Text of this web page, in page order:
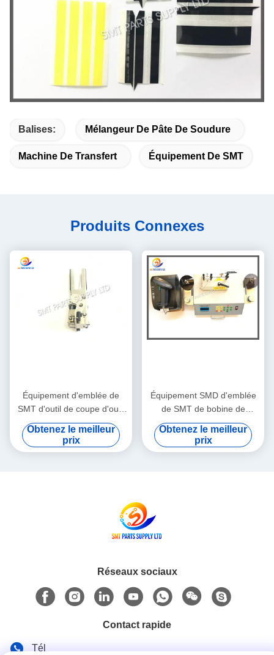
Balises: Mélangeur De Pâte De Soudure
Machine De Transfert Équipement De SMT
Produits Connexes
Équipement d'emblée de
SMT d'outil de coupe d'outil
pour bande d'épissure de
STT-002 SMT
Obtenez le meilleur
prix
Équipement SMD d'emblée
de SMT de bobine de
composant électronique
comptant la machine avec
l'imprimante de code barres
Obtenez le meilleur
prix
Réseaux sociaux
Contact rapide
Tél